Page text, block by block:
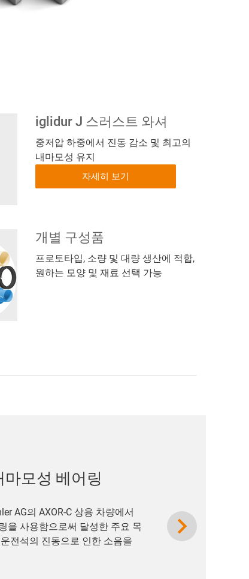
iglidur J 스러스트 와셔
중저압 하중에서 진동 감소 및 최고의
내마모성 유지
자세히 보기
개별 구성품
프로토타입, 소량 및 대량 생산에 적합,
원하는 모양 및 재료 선택 가능
모성 베어링
AG의 AXOR-C 상용 차량에서
을 사용함으로써 달성한 주요 목
전석의 진동으로 인한 소음을